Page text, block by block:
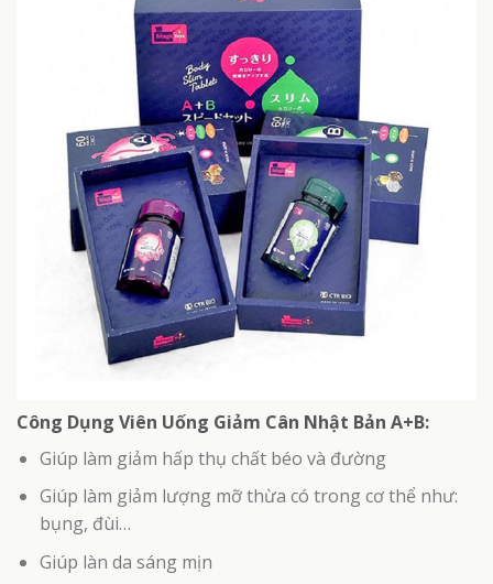
Công Dụng Viên Uống Giảm Cân Nhật Bản A+B:
Giúp làm giảm hấp thụ chất béo và đường
Giúp làm giảm lượng mỡ thừa có trong cơ thể như:
bụng, đùi…
Giúp làn da sáng mịn